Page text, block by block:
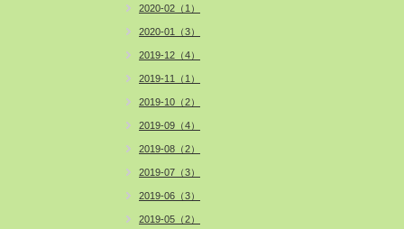
2020-02（1）
2020-01（3）
2019-12（4）
2019-11（1）
2019-10（2）
2019-09（4）
2019-08（2）
2019-07（3）
2019-06（3）
2019-05（2）